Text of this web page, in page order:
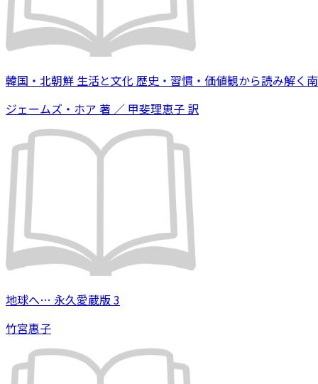
韓国・北朝鮮 生活と文化 歴史・習慣・価値観から読み解く
ジェームズ・ホア 著 ／ 甲斐理恵子 訳
地球へ… 永久愛蔵版 3
竹宮惠子